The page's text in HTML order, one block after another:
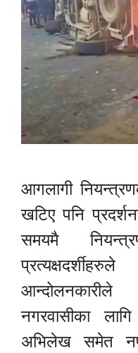
आगलागी
खटिए पनि
समयमै
नगरवासीका
अभिलेख समेत